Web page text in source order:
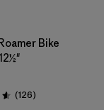
Bike
4.6 / 5
(126Rezensionen
)